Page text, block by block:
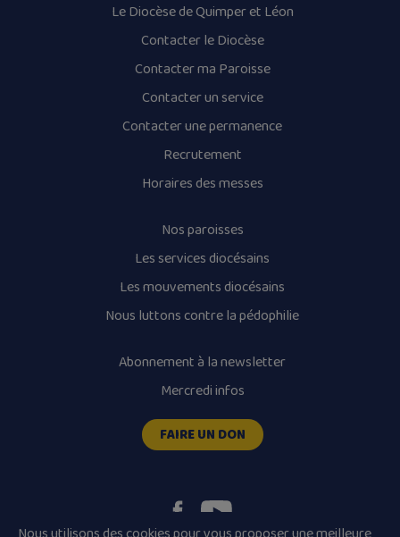
Le Diocèse de Quimper et Léon
Contacter le Diocèse
Contacter ma Paroisse
Contacter un service
Contacter une permanence
Recrutement
Horaires des messes
Nos paroisses
Les services diocésains
Les mouvements diocésains
Nous luttons contre la pédophilie
Abonnement à la newsletter
Mercredi infos
FAIRE UN DON